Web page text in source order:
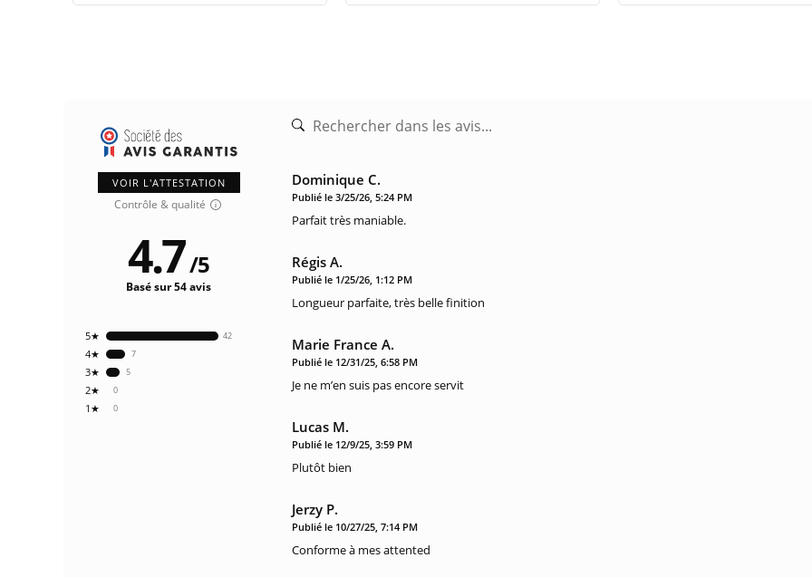
VOIR L'ATTESTATION
Contrôle & qualité
0
1★
0
2★
5
3★
7
4★
42
5★
4.7/5
Basé sur 54 avis
Dominique C.
Publié le 3/25/26, 5:24 PM
Parfait très maniable.
Régis A.
Publié le 1/25/26, 1:12 PM
Longueur parfaite, très belle finition
Marie France A.
Publié le 12/31/25, 6:58 PM
Je ne m’en suis pas encore servit
Lucas M.
Publié le 12/9/25, 3:59 PM
Plutôt bien
Jerzy P.
Publié le 10/27/25, 7:14 PM
Conforme à mes attented